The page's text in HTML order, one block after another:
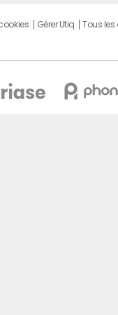
Gérer Utiq Tous les